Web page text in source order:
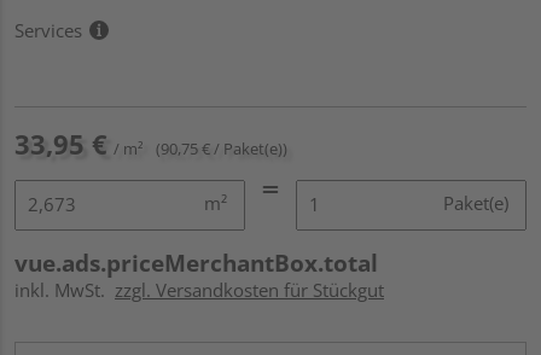
Services
33,95 € / m² (90,75 € / Paket(e))
m² Paket(e)
vue.ads.priceMerchantBox.total
inkl. MwSt. zzgl. Versandkosten für Stückgut